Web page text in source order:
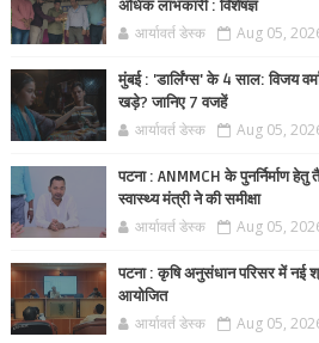
अधिक लाभकारी : विशेषज्ञ
आर्यावर्त डेस्क Aug 05,
मुंबई : 'डार्लिंग्स' के 4 साल: विजय
खड़े? जानिए 7 वजहें
आर्यावर्त डेस्क Aug 05,
पटना : ANMMCH के पुनर्निर्माण हेतु
स्वास्थ्य मंत्री ने की समीक्षा
आर्यावर्त डेस्क Aug 05,
पटना : कृषि अनुसंधान परिसर में नई
आयोजित
आर्यावर्त डेस्क Aug 05,